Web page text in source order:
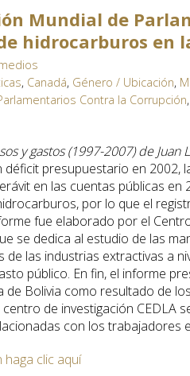
Mundial de
hidrocarburos en
, Canadá, Género / Ubicación,
Contra la Corrupción,
y gastos (1997-2007) de Juan
déficit presupuestario en 2002,
en las cuentas públicas
por lo que el
fue elaborado por el
se dedica al estudio de las
las industrias extractivas a
público. En fin, el informe
de Bolivia como resultado de
de investigación CEDLA
con los trabajadores
clic aquí